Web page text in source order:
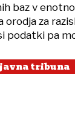
baz v
za
podatki pa
javna tribuna